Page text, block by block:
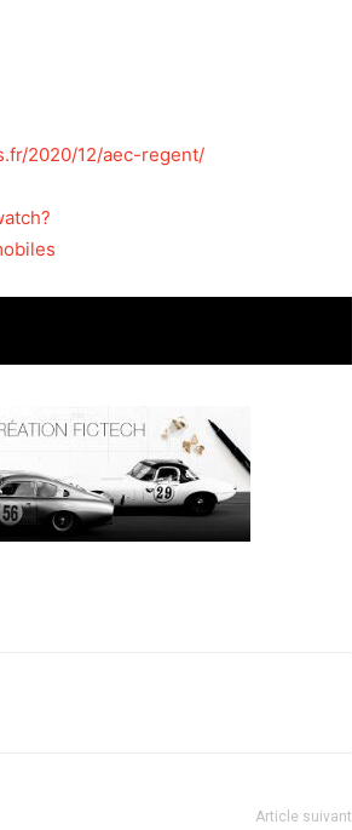
2020/12/aec-regent/
Article suivant